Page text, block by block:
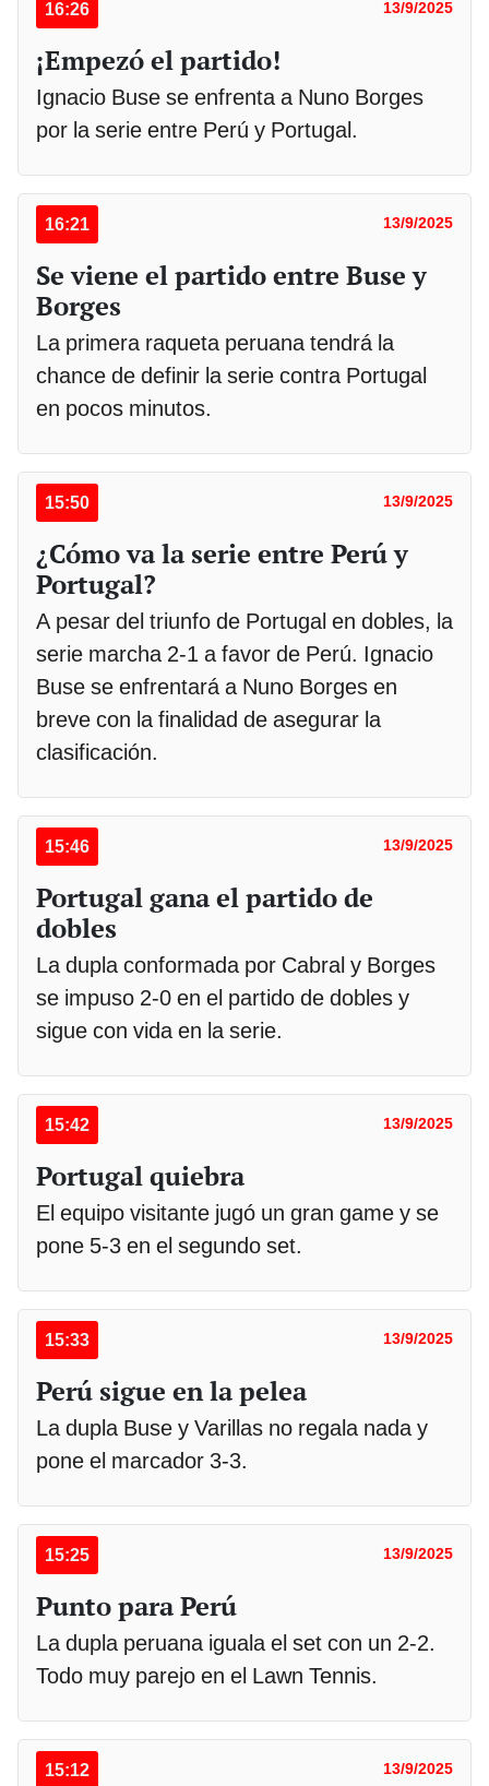
16:26 13/9/2025
¡Empezó el partido!
Ignacio Buse se enfrenta a Nuno Borges
por la serie entre Perú y Portugal.
16:21 13/9/2025
Se viene el partido entre Buse y
Borges
La primera raqueta peruana tendrá la
chance de definir la serie contra Portugal
en pocos minutos.
15:50 13/9/2025
¿Cómo va la serie entre Perú y
Portugal?
A pesar del triunfo de Portugal en dobles, la
serie marcha 2-1 a favor de Perú. Ignacio
Buse se enfrentará a Nuno Borges en
breve con la finalidad de asegurar la
clasificación.
15:46 13/9/2025
Portugal gana el partido de
dobles
La dupla conformada por Cabral y Borges
se impuso 2-0 en el partido de dobles y
sigue con vida en la serie.
15:42 13/9/2025
Portugal quiebra
El equipo visitante jugó un gran game y se
pone 5-3 en el segundo set.
15:33 13/9/2025
Perú sigue en la pelea
La dupla Buse y Varillas no regala nada y
pone el marcador 3-3.
15:25 13/9/2025
Punto para Perú
La dupla peruana iguala el set con un 2-2.
Todo muy parejo en el Lawn Tennis.
15:12 13/9/2025